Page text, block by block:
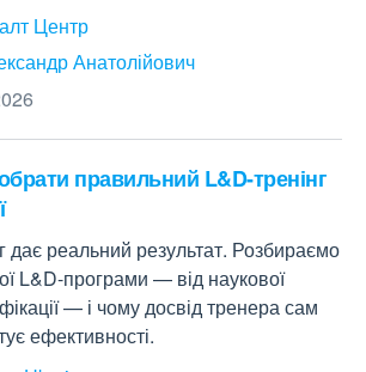
Центр
Анатолійович
правильний L&D-тренінг
дає реальний результат. Розбираємо
L&D-програми — від наукової
— і чому досвід тренера сам
ефективності.